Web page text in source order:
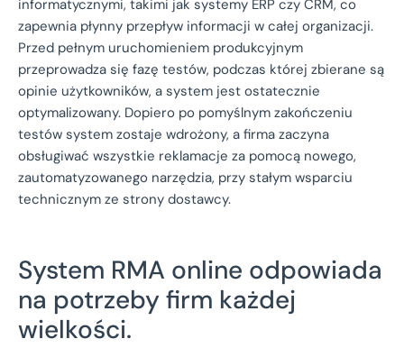
informatycznymi, takimi jak systemy ERP czy CRM, co
zapewnia płynny przepływ informacji w całej organizacji.
Przed pełnym uruchomieniem produkcyjnym
przeprowadza się fazę testów, podczas której zbierane są
opinie użytkowników, a system jest ostatecznie
optymalizowany. Dopiero po pomyślnym zakończeniu
testów system zostaje wdrożony, a firma zaczyna
obsługiwać wszystkie reklamacje za pomocą nowego,
zautomatyzowanego narzędzia, przy stałym wsparciu
technicznym ze strony dostawcy.
System RMA online odpowiada
na potrzeby firm każdej
wielkości.